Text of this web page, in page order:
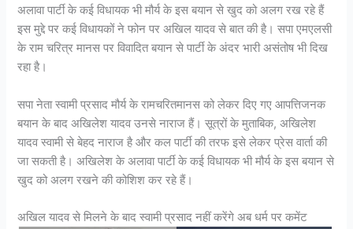
अलावा पार्टी के कई विधायक भी मौर्य के इस बयान से खुद को अलग रख रहे हैं
इस मुद्दे पर कई विधायकों ने फोन पर अखिल यादव से बात की है। सपा एमएलसी
के राम चरित्र मानस पर विवादित बयान से पार्टी के अंदर भारी असंतोष भी दिख
रहा है।
सपा नेता स्वामी प्रसाद मौर्य के रामचरितमानस को लेकर दिए गए आपत्तिजनक
बयान के बाद अखिलेश यादव उनसे नाराज हैं। सूत्रों के मुताबिक, अखिलेश
यादव स्वामी से बेहद नाराज है और कल पार्टी की तरफ इसे लेकर प्रेस वार्ता की
जा सकती है। अखिलेश के अलावा पार्टी के कई विधायक भी मौर्य के इस बयान से
खुद को अलग रखने की कोशिश कर रहे हैं।
अखिल यादव से मिलने के बाद स्वामी प्रसाद नहीं करेंगे अब धर्म पर कमेंट